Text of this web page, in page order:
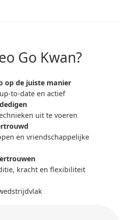
Go Kwan?
op de juiste manier
to-date en actief
uit te voeren
en vriendschappelijke
kracht en flexibiliteit